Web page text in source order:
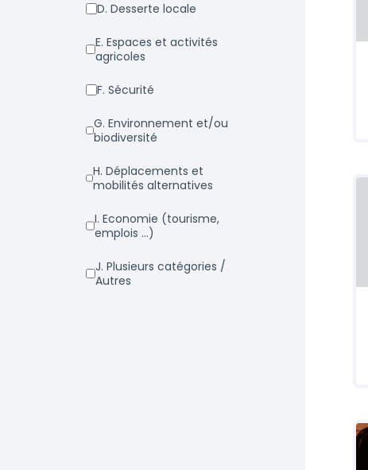
d. Desserte locale
e. Espaces et activités
agricoles
f. Sécurité
g. Environnement et/ou
biodiversité
h. Déplacements et
mobilités alternatives
i. Economie (tourisme,
emplois ...)
j. Plusieurs catégories /
Autres